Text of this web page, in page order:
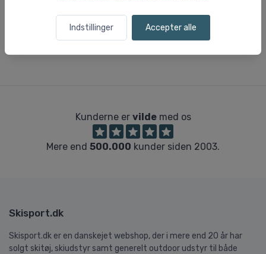
Indstillinger Accepter alle
Kunderne er vildemed os
Mere end 500.000 kunder siden 2003.
Skisport.dk
Skisport.dk er en danskejet webshop, der i mere end 20 år har
solgt skitøj, skiudstyr samt generelt outdoor udstyr til både